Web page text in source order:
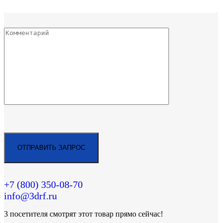
+7 (800) 350-08-70
info@3drf.ru
3 посетителя смотрят этот товар прямо сейчас!